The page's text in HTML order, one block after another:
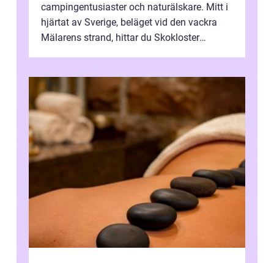
campingentusiaster och naturälskare. Mitt i
hjärtat av Sverige, beläget vid den vackra
Mälarens strand, hittar du Skokloster